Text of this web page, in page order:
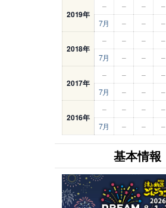
2019年
– – – –
7月
– – –
2018年
– – – –
7月
– – –
2017年
– – – –
7月
– – –
2016年
– – – –
7月
– – –
基本情報